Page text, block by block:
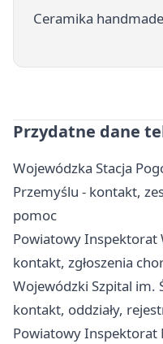
Ceramika
Przydatne dane
Wojewódzka Stacja
Przemyślu - kontakt,
pomoc
Powiatowy Inspektorat
kontakt, zgłoszenia
Wojewódzki Szpital im.
kontakt, oddziały,
Powiatowy Inspektorat